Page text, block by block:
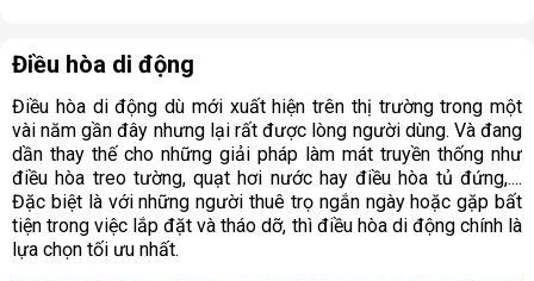
Điều hòa di động
Điều hòa di động dù mới xuất hiện trên thị trường trong một
vài năm gần đây nhưng lại rất được lòng người dùng. Và đang
dần thay thế cho những giải pháp làm mát truyền thống như
điều hòa treo tường, quạt hơi nước hay điều hòa tủ đứng,....
Đặc biệt là với những người thuê trọ ngắn ngày hoặc gặp bất
tiện trong việc lắp đặt và tháo dỡ, thì điều hòa di động chính là
lựa chọn tối ưu nhất.